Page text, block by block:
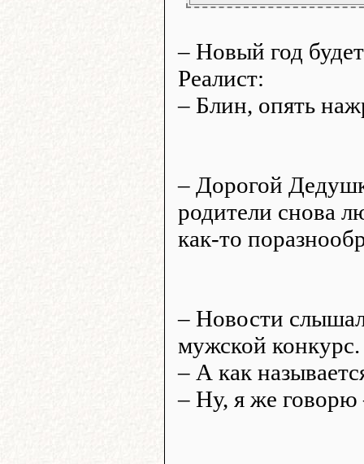
– Новый год
Реалист:
– Блин, опять
– Дорогой
родители снова
как-то
– Новости
мужской конкурс.
– А как
– Ну, я же говорю